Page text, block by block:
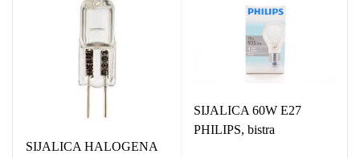
SIJALICA HALOGENA
SIJALICA 60W E27
PHILIPS, bistra